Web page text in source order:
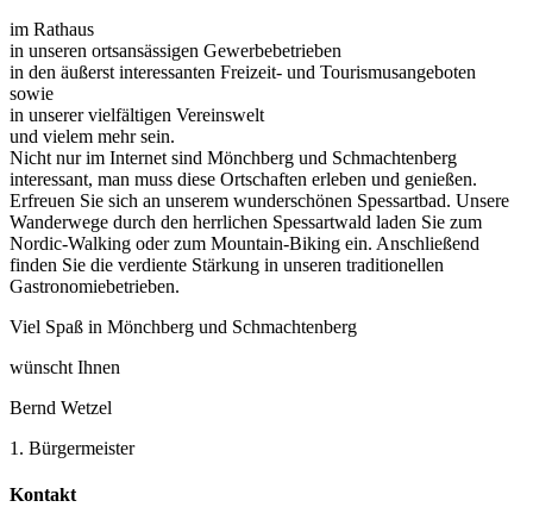
im Rathaus
in unseren ortsansässigen Gewerbebetrieben
in den äußerst interessanten Freizeit- und Tourismusangeboten
sowie
in unserer vielfältigen Vereinswelt
und vielem mehr sein.
Nicht nur im Internet sind Mönchberg und Schmachtenberg
interessant, man muss diese Ortschaften erleben und genießen.
Erfreuen Sie sich an unserem wunderschönen Spessartbad. Unsere
Wanderwege durch den herrlichen Spessartwald laden Sie zum
Nordic-Walking oder zum Mountain-Biking ein. Anschließend
finden Sie die verdiente Stärkung in unseren traditionellen
Gastronomiebetrieben.
Viel Spaß in Mönchberg und Schmachtenberg
wünscht Ihnen
Bernd Wetzel
1. Bürgermeister
Kontakt